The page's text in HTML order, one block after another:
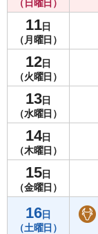
（日曜日）
11日
（月曜日）
12日
（火曜日）
13日
（水曜日）
14日
（木曜日）
15日
（金曜日）
16日
（土曜日）